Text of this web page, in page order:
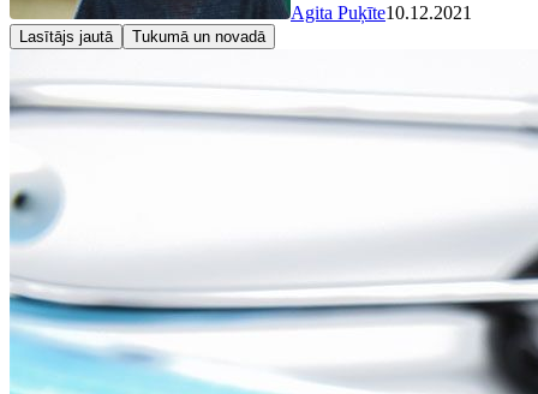
Agita Puķīte10.12.2021
Lasītājs jautā Tukumā un novadā